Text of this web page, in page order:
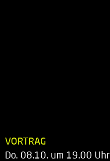
VORTRAG
Do. 08.10. um 19.00 Uhr